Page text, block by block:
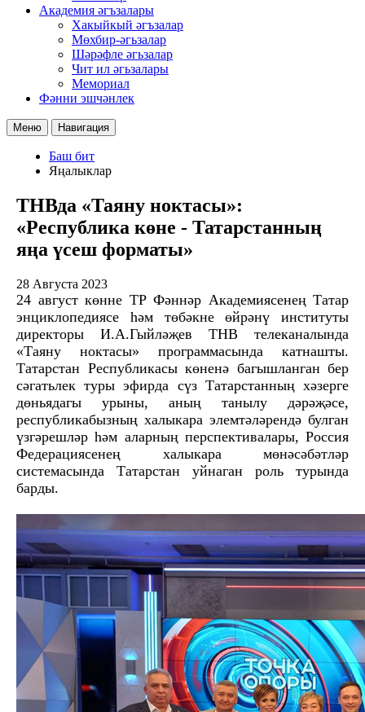
Академия әгъзалары
Хакыйкый әгъзалар
Мөхбир-әгьзалар
Шәрәфле әгьзалар
Чит ил әгьзалары
Мемориал
Фәнни эшчәнлек
Меню Навигация
Баш бит
Яңалыклар
ТНВда «Таяну ноктасы»:
«Республика көне - Татарстанның
яңа үсеш форматы»
28 Августа 2023
24 август көнне ТР Фәннәр Академиясенең Татар
энциклопедиясе һәм төбәкне өйрәнү институты
директоры И.А.Гыйләҗев ТНВ телеканалында
«Таяну ноктасы» программасында катнашты.
Татарстан Республикасы көненә багышланган бер
сәгатьлек туры эфирда сүз Татарстанның хәзерге
дөньядагы урыны, аның танылу дәрәҗәсе,
республикабызның халыкара элемтәләрендә булган
үзгәрешләр һәм аларның перспективалары, Россия
Федерациясенең халыкара мөнәсәбәтләр
системасында Татарстан уйнаган роль турында
барды.